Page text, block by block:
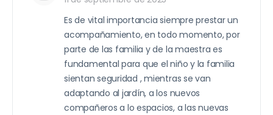
Es de vital importancia siempre prestar un
acompañamiento, en todo momento, por
parte de las familia y de la maestra es
fundamental para que el niño y la familia
sientan seguridad , mientras se van
adaptando al jardín, a los nuevos
compañeros a lo espacios, a las nuevas